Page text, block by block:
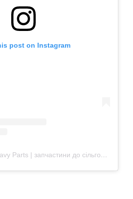
post on Instagram
A post shared by Heavy Parts | запчастини до сільгосптехніки (@heavy_parts.ua)